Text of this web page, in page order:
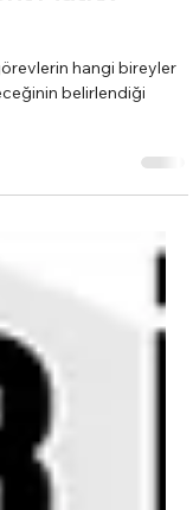
Matrix
hangi bireyler